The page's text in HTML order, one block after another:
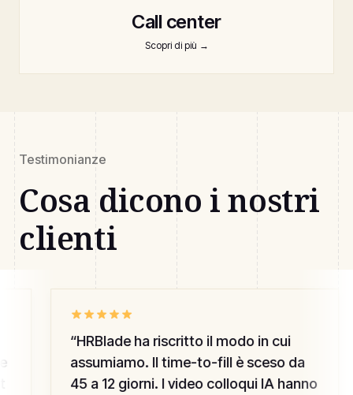
Call center
Scopri di più →
Testimonianze
Cosa dicono i nostri
clienti
“HRBlade ha riscritto il modo in cui
assumiamo. Il time-to-fill è sceso da
45 a 12 giorni. I video colloqui IA hanno